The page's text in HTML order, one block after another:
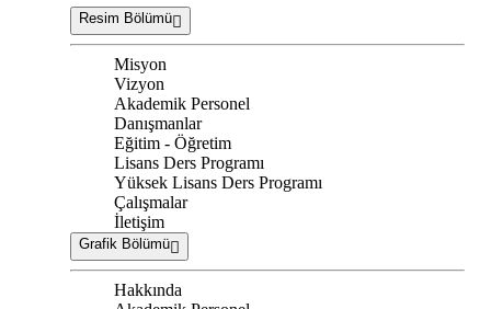
Resim Bölümü
Misyon
Vizyon
Akademik Personel
Danışmanlar
Eğitim - Öğretim
Lisans Ders Programı
Yüksek Lisans Ders Programı
Çalışmalar
İletişim
Grafik Bölümü
Hakkında